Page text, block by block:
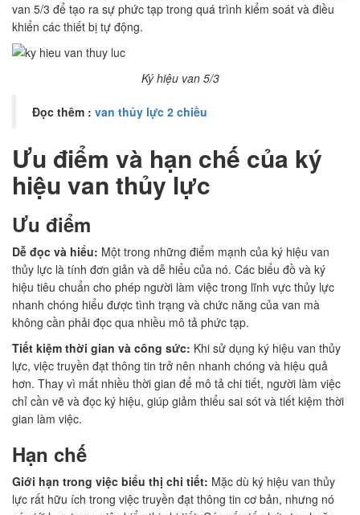
van 5/3 để tạo ra sự phức tạp trong quá trình kiểm soát và điều
khiển các thiết bị tự động.
Ký hiệu van 5/3
Đọc thêm : van thủy lực 2 chiều
Ưu điểm và hạn chế của ký
hiệu van thủy lực
Ưu điểm
Dễ đọc và hiểu: Một trong những điểm mạnh của ký hiệu van
thủy lực là tính đơn giản và dễ hiểu của nó. Các biểu đồ và ký
hiệu tiêu chuẩn cho phép người làm việc trong lĩnh vực thủy lực
nhanh chóng hiểu được tình trạng và chức năng của van mà
không cần phải đọc qua nhiều mô tả phức tạp.
Tiết kiệm thời gian và công sức: Khi sử dụng ký hiệu van thủy
lực, việc truyền đạt thông tin trở nên nhanh chóng và hiệu quả
hơn. Thay vì mất nhiều thời gian để mô tả chi tiết, người làm việc
chỉ cần vẽ và đọc ký hiệu, giúp giảm thiểu sai sót và tiết kiệm thời
gian làm việc.
Hạn chế
Giới hạn trong việc biểu thị chi tiết: Mặc dù ký hiệu van thủy
lực rất hữu ích trong việc truyền đạt thông tin cơ bản, nhưng nó